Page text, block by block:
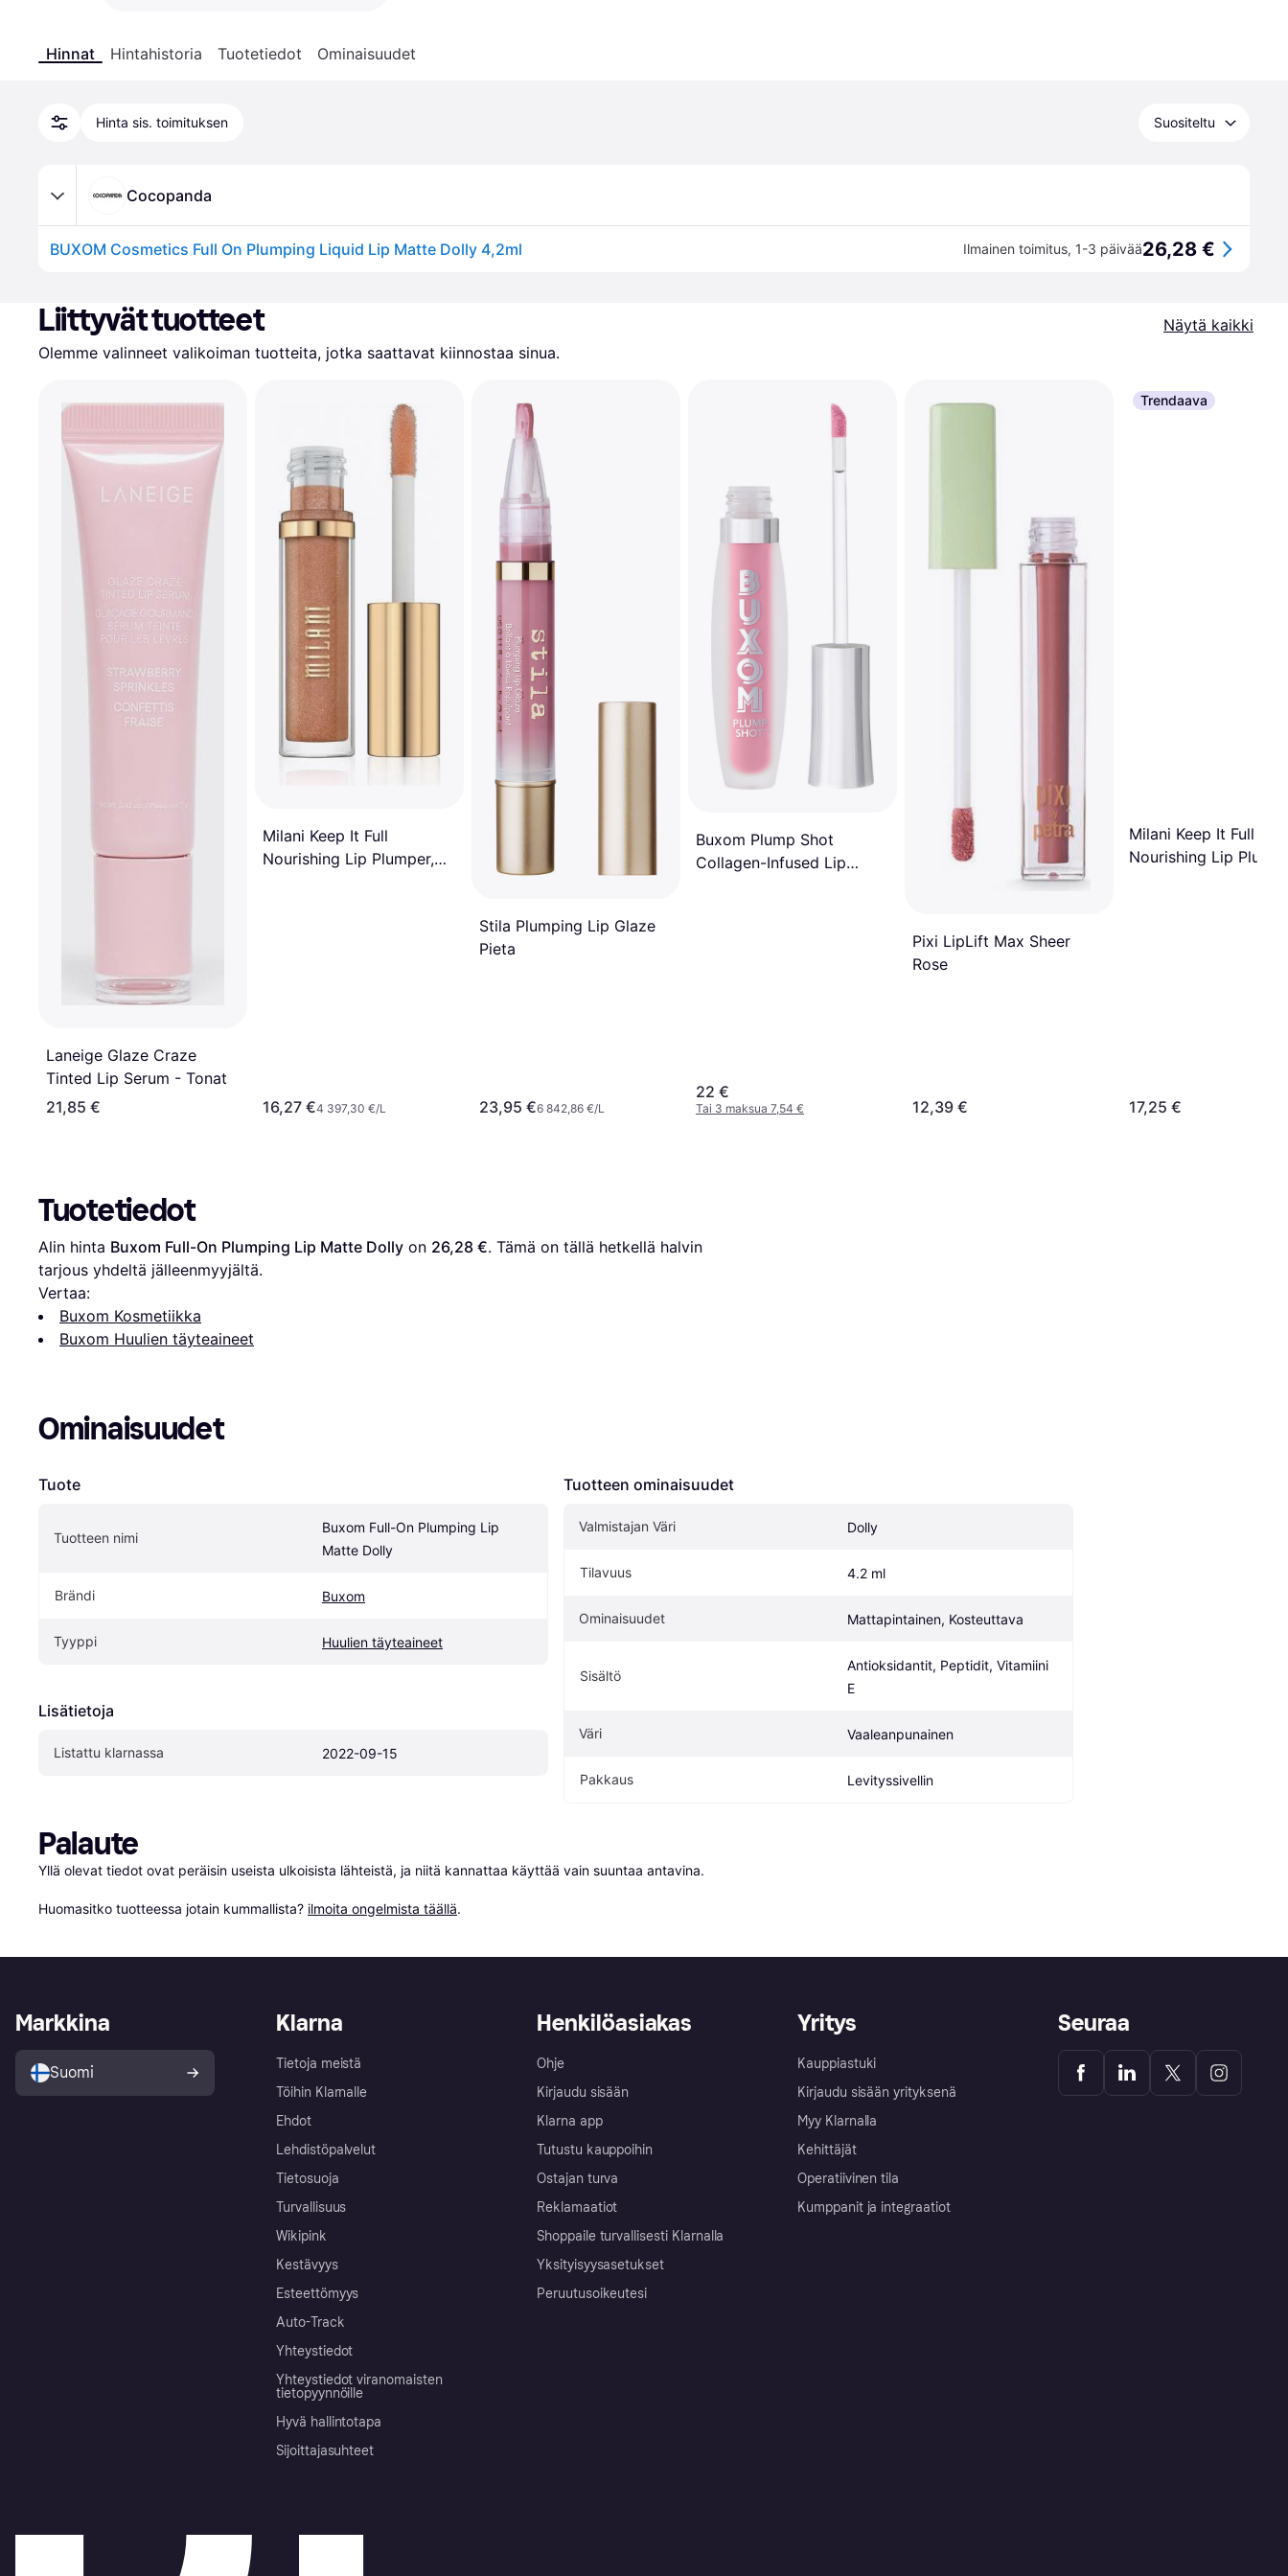
Hinnat Hintahistoria Tuotetiedot Ominaisuudet
Hinta sis. toimituksen Suositeltu
Cocopanda
BUXOM Cosmetics Full On Plumping Liquid Lip Matte Dolly 4,2ml Ilmainen toimitus, 1-3 päivää26,28 €
Liittyvät tuotteet
Näytä kaikki
Olemme valinneet valikoiman tuotteita, jotka saattavat kiinnostaa sinua.
Laneige Glaze Craze
Tinted Lip Serum - Tonat
21,85 €
Milani Keep It Full
Nourishing Lip Plumper,
16,27 €4 397,30 €/L
Stila Plumping Lip Glaze
Pieta
23,95 €6 842,86 €/L
Buxom Plump Shot
Collagen-Infused Lip
22 €
Tai 3 maksua 7,54 €
Pixi LipLift Max Sheer
Rose
12,39 €
Trendaava
Milani Keep It Full
Nourishing Lip
17,25 €
Tuotetiedot
Alin hinta Buxom Full-On Plumping Lip Matte Dolly on 26,28 €. Tämä on tällä hetkellä halvin
tarjous yhdeltä jälleenmyyjältä.
Vertaa:
Buxom Kosmetiikka
Buxom Huulien täyteaineet
Ominaisuudet
Tuote
Tuotteen nimi
Buxom Full-On Plumping Lip
Matte Dolly
Brändi Buxom
Tyyppi Huulien täyteaineet
Lisätietoja
Listattu klarnassa 2022-09-15
Tuotteen ominaisuudet
Valmistajan Väri Dolly
Tilavuus 4.2 ml
Ominaisuudet Mattapintainen, Kosteuttava
Sisältö
Antioksidantit, Peptidit, Vitamiini
E
Väri Vaaleanpunainen
Pakkaus Levityssivellin
Palaute
Yllä olevat tiedot ovat peräisin useista ulkoisista lähteistä, ja niitä kannattaa käyttää vain suuntaa antavina.
Huomasitko tuotteessa jotain kummallista? ilmoita ongelmista täällä.
Klarna
Tietoja meistä
Töihin Klarnalle
Ehdot
Lehdistöpalvelut
Tietosuoja
Turvallisuus
Wikipink
Kestävyys
Esteettömyys
Auto-Track
Yhteystiedot
Yhteystiedot viranomaisten
tietopyynnöille
Hyvä hallintotapa
Sijoittajasuhteet
Henkilöasiakas
Ohje
Kirjaudu sisään
Klarna app
Tutustu kauppoihin
Ostajan turva
Reklamaatiot
Shoppaile turvallisesti Klarnalla
Yksityisyysasetukset
Peruutusoikeutesi
Yritys
Kauppiastuki
Kirjaudu sisään yrityksenä
Myy Klarnalla
Kehittäjät
Operatiivinen tila
Kumppanit ja integraatiot
Markkina
Suomi
Seuraa